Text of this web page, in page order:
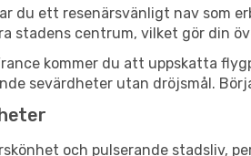
du ett resenärsvänligt nav som
stadens centrum, vilket gör din
kommer du att uppskatta
sevärdheter utan dröjsmål.
och pulserande stadsliv,